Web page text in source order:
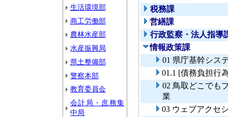
生活環境部
商工労働部
農林水産部
水産振興局
県土整備部
警察本部
教育委員会
会計局・庶務集
中局
税務課
営繕課
行政監察・法人指導
情報政策課
01 県庁基幹シス
01.1 [債務負担行
02 鳥取どこでも
業
03 ウェブアクセ